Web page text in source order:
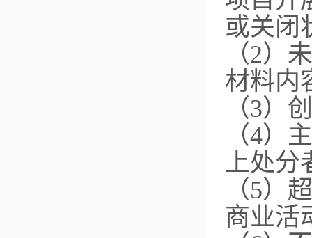
或关闭
（2）
材料内
（3）
（4）
上处分
（5）
商业活